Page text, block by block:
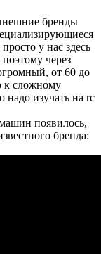
бренды
у нас здесь
через
от 60 до
к сложному
надо изучать на rc
появилось,
бренда: